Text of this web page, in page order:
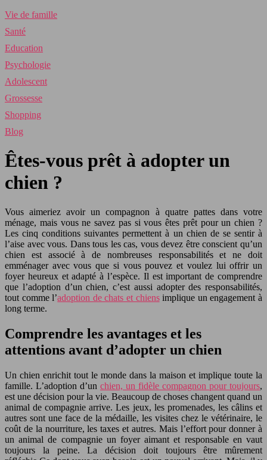
Vie de famille
Santé
Education
Psychologie
Adolescent
Grossesse
Shopping
Blog
Êtes-vous prêt à adopter un
chien ?
Vous aimeriez avoir un compagnon à quatre pattes dans votre
ménage, mais vous ne savez pas si vous êtes prêt pour un chien ?
Les cinq conditions suivantes permettent à un chien de se sentir à
l’aise avec vous. Dans tous les cas, vous devez être conscient qu’un
chien est associé à de nombreuses responsabilités et ne doit
emménager avec vous que si vous pouvez et voulez lui offrir un
foyer heureux et adapté à l’espèce. Il est important de comprendre
que l’adoption d’un chien, c’est aussi adopter des responsabilités,
tout comme l’adoption de chats et chiensimplique un engagement à
long terme.
Comprendre les avantages et les
attentions avant d’adopter un chien
Un chien enrichit tout le monde dans la maison et implique toute la
famille. L’adoption d’un chien, un fidèle compagnon pour toujours,
est une décision pour la vie. Beaucoup de choses changent quand un
animal de compagnie arrive. Les jeux, les promenades, les câlins et
autres sont une face de la médaille, les visites chez le vétérinaire, le
coût de la nourriture, les taxes et autres. Mais l’effort pour donner à
un animal de compagnie un foyer aimant et responsable en vaut
toujours la peine. La décision doit toujours être mûrement